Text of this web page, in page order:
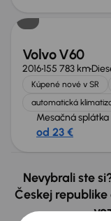
Volvo V60
2016155 783 km
Kúpené nové v SR
automatická
Mesačná splátka
od 23 €
Nevybrali ste
Českej